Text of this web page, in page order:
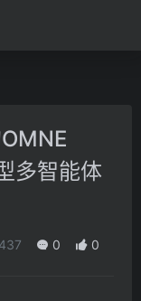
多智能体
437 0 0